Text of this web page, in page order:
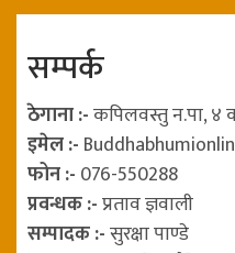
सम्पर्क
ठेगाना :-कपिलवस्तु न.पा, ४
इमेल :-
फोन :- 076-550288
प्रवन्धक :-प्रताव ज्ञवाली
सम्पादक :-सुरक्षा पाण्डे